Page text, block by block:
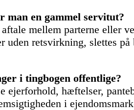
man en gammel servitut?
mellem parterne eller
uden retsvirkning, slettes på
i tingbogen offentlige?
ejerforhold, hæftelser,
i